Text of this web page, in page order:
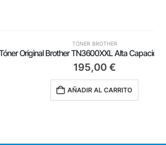
TN3600XXL Alta Capacidad/ Negro
AÑADIR AL CARRITO